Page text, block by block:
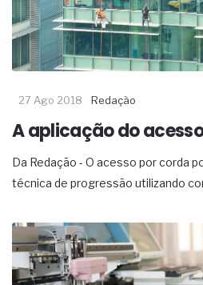
27 Ago 2018 Redação
A aplicação do
Da Redação - O acesso por corda
técnica de progressão utilizando